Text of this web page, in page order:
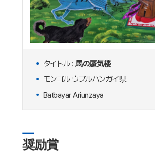
タイトル : 馬の蜃気楼
モンゴル ウブルハンガイ県
Batbayar Ariunzaya
奨励賞